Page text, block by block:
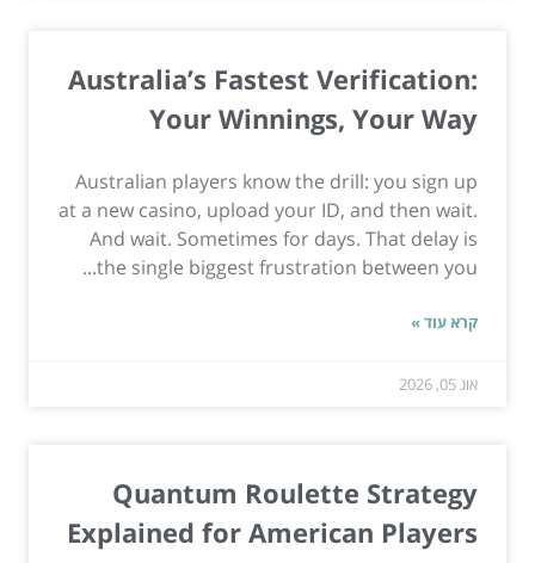
Australia’s Fastest Verification:
Your Winnings, Your Way
Australian players know the drill: you sign up
at a new casino, upload your ID, and then wait.
And wait. Sometimes for days. That delay is
the single biggest frustration between you...
קרא עוד »
אוג 05, 2026
Quantum Roulette Strategy
Explained for American Players